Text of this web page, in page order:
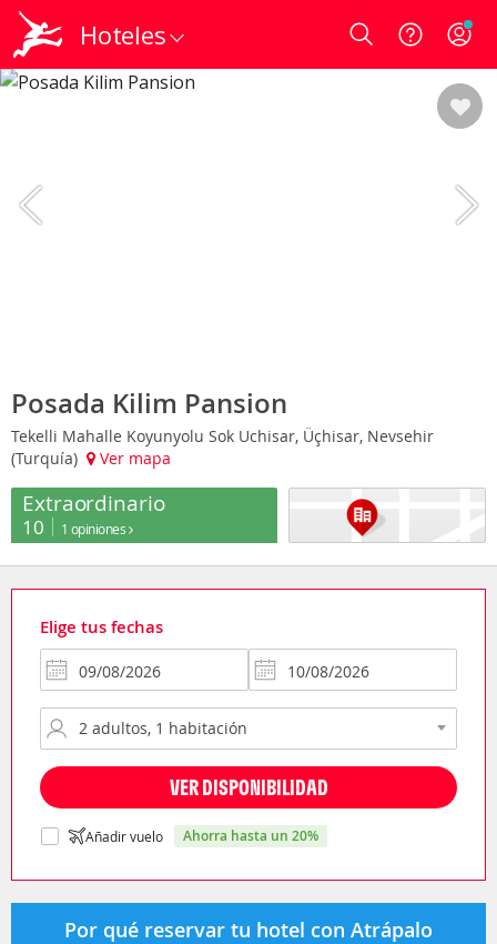
Hoteles Login
Posada Kilim Pansion
Tekelli Mahalle Koyunyolu Sok Uchisar, Üçhisar, Nevsehir
(Turquía)
Ver mapa
Extraordinario
10 1 opiniones
Elige tus fechas
VER DISPONIBILIDAD
Añadir vuelo ahorra hasta un 20%
Por qué reservar tu hotel con Atrápalo